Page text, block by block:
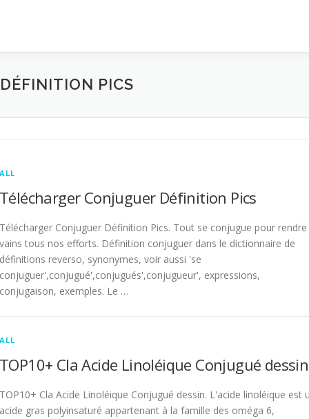
PICS
ALL
Télécharger Conjuguer Définition Pics
Télécharger Conjuguer Définition Pics. Tout se conjugue pour rendre
vains tous nos efforts. Définition conjuguer dans le dictionnaire de
définitions reverso, synonymes, voir aussi 'se
conjuguer',conjugué',conjugués',conjugueur', expressions,
conjugaison, exemples. Le …
ALL
TOP10+ Cla Acide Linoléique Conjugué dessin
TOP10+ Cla Acide Linoléique Conjugué dessin. L'acide linoléique est
acide gras polyinsaturé appartenant à la famille des oméga 6,